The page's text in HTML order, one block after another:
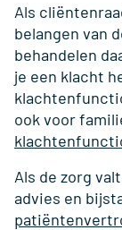
Als
belangen van
behandelen
je een klacht
ook voor
Als de zorg
advies en